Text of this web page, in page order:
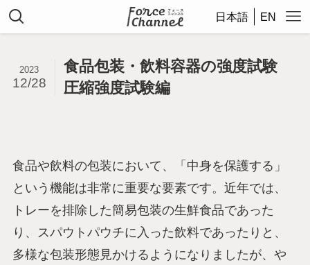
日本語 EN
食品包装・飲料容器の強度試験
圧縮強度試験編
2023
12/28
食品や飲料の包装において、「中身を保護する」
という機能は非常に重要な要素です。近年では、
トレーを排除した簡易包装の生鮮食品であった
り、スパウトパウチに入った飲料であったりと、
多様な包装形態見かけるようになりましたが、や